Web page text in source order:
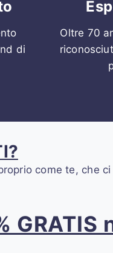
di
Oltre 70
come te, che
GRATIS